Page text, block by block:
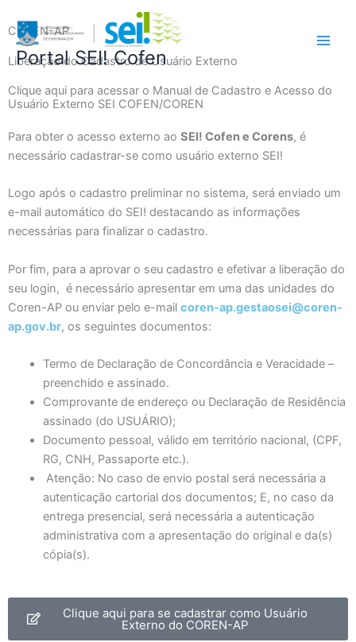
para
conteúdo
Portal SEI! Cofen
COREN-AP
Liberação do Cadastro de Usuário Externo
Clique aqui para acessar o Manual de Cadastro e Acesso do
Usuário Externo SEI COFEN/COREN
Para obter o acesso externo ao SEI! Cofen e Corens, é
necessário cadastrar-se como usuário externo SEI!
Logo após o cadastro preliminar no sistema, será enviado um
e-mail automático do SEI! destacando as informações
necessárias para finalizar o cadastro.
Por fim, para a aprovar o seu cadastro e efetivar a liberação do
seu login, é necessário apresentar em uma das unidades do
Coren-AP ou enviar pelo e-mail coren-ap.gestaosei@coren-
ap.gov.br, os seguintes documentos:
Termo de Declaração de Concordância e Veracidade –
preenchido e assinado.
Comprovante de endereço ou Declaração de Residência
assinado (do USUÁRIO);
Documento pessoal, válido em território nacional, (CPF,
RG, CNH, Passaporte etc.).
Atenção: No caso de envio postal será necessária a
autenticação cartorial dos documentos; E, no caso da
entrega presencial, será necessária a autenticação
administrativa com a apresentação do original e da(s)
cópia(s).
Clique aqui para se cadastrar como Usuário
Externo do COREN-AP